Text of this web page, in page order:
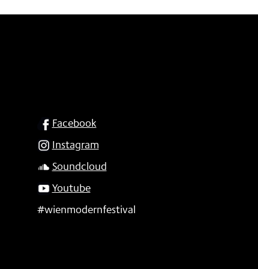
SOCIAL
Facebook
Instagram
Soundcloud
Youtube
#wienmodernfestival